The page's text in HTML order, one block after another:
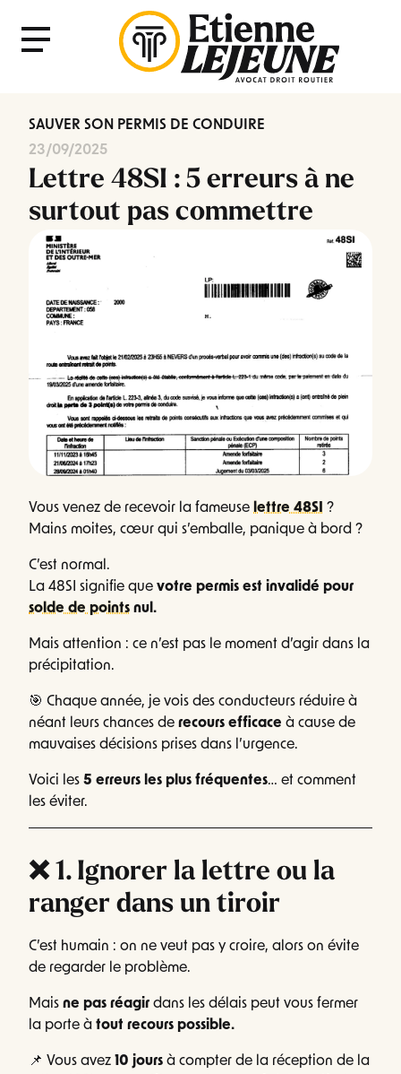
Menu
SAUVER SON PERMIS DE CONDUIRE
23/09/2025
Lettre 48SI : 5 erreurs à ne
surtout pas commettre
Vous venez de recevoir la fameuse lettre 48SI ?
Mains moites, cœur qui s’emballe, panique à bord ?
C’est normal.
La 48SI signifie que votre permis est invalidé pour
solde de points nul.
Mais attention : ce n’est pas le moment d’agir dans la
précipitation.
🎯 Chaque année, je vois des conducteurs réduire à
néant leurs chances de recours efficace à cause de
mauvaises décisions prises dans l’urgence.
Voici les 5 erreurs les plus fréquentes… et comment
les éviter.
❌ 1. Ignorer la lettre ou la
ranger dans un tiroir
C’est humain : on ne veut pas y croire, alors on évite
de regarder le problème.
Mais ne pas réagir dans les délais peut vous fermer
la porte à tout recours possible.
📌 Vous avez 10 jours à compter de la réception de la
Fermer